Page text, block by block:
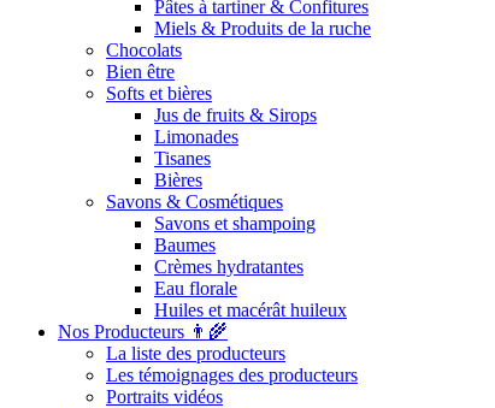
Pâtes à tartiner & Confitures
Miels & Produits de la ruche
Chocolats
Bien être
Softs et bières
Jus de fruits & Sirops
Limonades
Tisanes
Bières
Savons & Cosmétiques
Savons et shampoing
Baumes
Crèmes hydratantes
Eau florale
Huiles et macérât huileux
Nos Producteurs 👨‍🌾
La liste des producteurs
Les témoignages des producteurs
Portraits vidéos